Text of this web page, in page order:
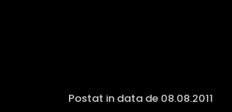
Postat in data de 08.08.2011